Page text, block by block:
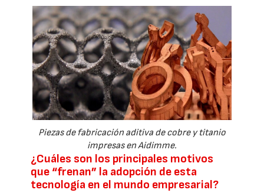
Piezas de fabricación aditiva de cobre y titanio
impresas en Aidimme.
¿Cuáles son los principales motivos
que “frenan” la adopción de esta
tecnología en el mundo empresarial?